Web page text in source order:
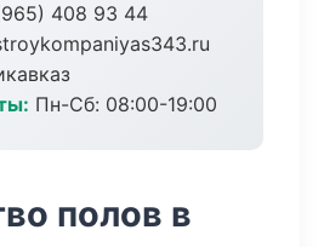
408 93 44
Пн-Сб: 08:00-19:00
полов в